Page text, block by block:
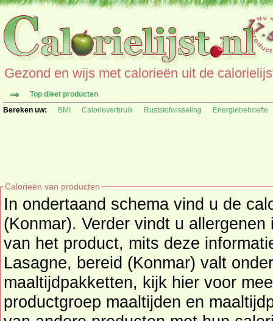
Gezond en wijs met calorieën uit de
Top dieet producten
Bereken uw:
BMI Calorieverbruik Ruststofwisseling Energiebehoefte
Calorieën van producten
In ondertaand schema vind u de
(Konmar). Verder vindt u
van het product, mits deze informatie beschikbaar is. Het
Lasagne, bereid (Konmar) valt
maaltijdpakketten, kijk hier voor
productgroep maaltijden en